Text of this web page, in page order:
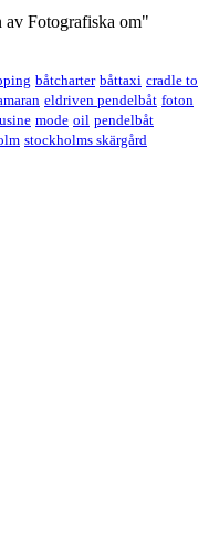
av Fotografiska om"
båtcharter båttaxi cradle to
eldriven pendelbåt foton
mode oil pendelbåt
stockholms skärgård